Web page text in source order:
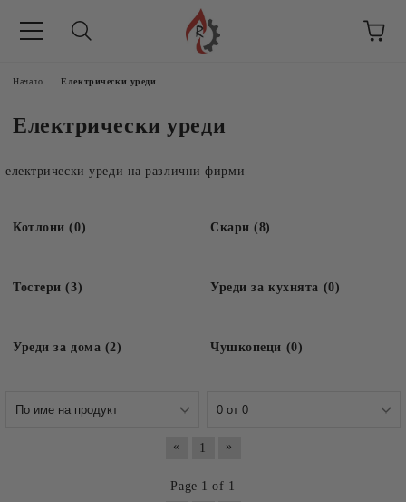
Начало Електрически уреди
Електрически уреди
електрически уреди на различни фирми
Котлони (0) Скари (8)
Тостери (3) Уреди за кухнята (0)
Уреди за дома (2) Чушкопеци (0)
« 1 »
Page 1 of 1